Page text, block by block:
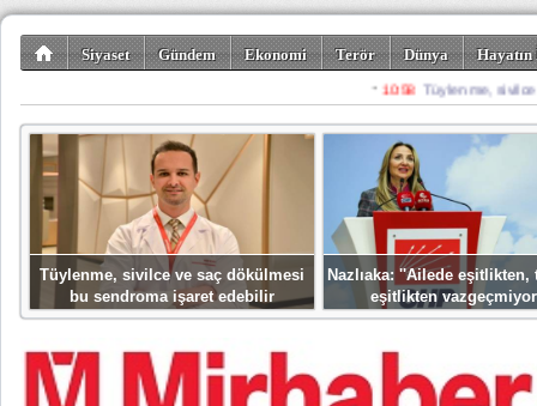
Siyaset Gündem Ekonomi Terör Dünya
Gezi-Turizm Spor Misafir
Tüylenme, sivilce ve saç dökülmesi
bu sendroma işaret edebilir
Nazlıaka: ''Ailede eşitlikten,
eşitlikten